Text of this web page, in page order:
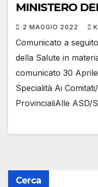
MINISTERO
2 MAGGIO 2022
Comunicato a
della Salute in
comunicato 30
Specialità Ai
ProvincialiAlle ASD/
Cerca